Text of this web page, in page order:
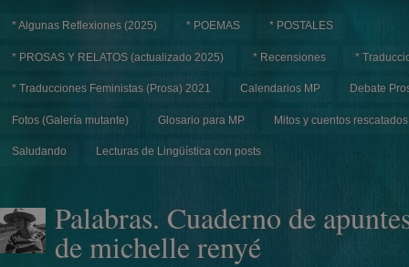
* Algunas Reflexiones (2025) * POEMAS * POSTALES
* PROSAS Y RELATOS (actualizado 2025) * Recensiones *
* Traducciones Feministas (Prosa) 2021 Calendarios MP Debate
Fotos (Galería mutante) Glosario para MP Mitos y cuentos rescatados
Saludando Lecturas de Lingüística con posts
Palabras. Cuaderno de
de michelle renyé